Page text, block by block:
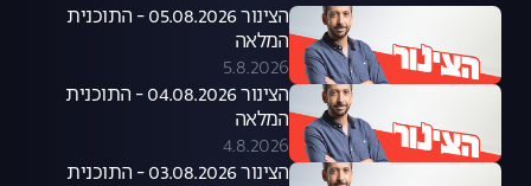
הצינור 05.08.2026 - התוכנית
המלאה
5.8.2026
הצינור 04.08.2026 - התוכנית
המלאה
4.8.2026
הצינור 03.08.2026 - התוכנית